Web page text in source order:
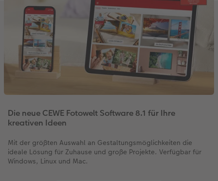
Die neue CEWE Fotowelt Software 8.1 für Ihre
kreativen Ideen
Mit der größten Auswahl an Gestaltungsmöglichkeiten die
ideale Lösung für Zuhause und große Projekte. Verfügbar für
Windows, Linux und Mac.